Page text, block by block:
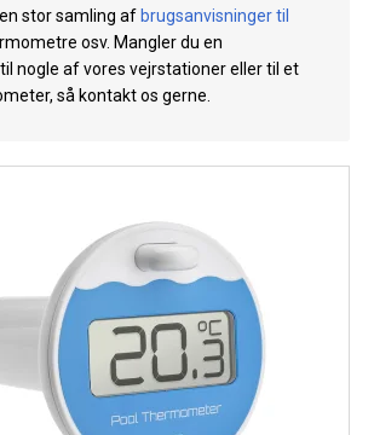
stor samling af brugsanvisninger til
osv. Mangler du en
nogle af vores vejrstationer eller til et
så kontakt os gerne.